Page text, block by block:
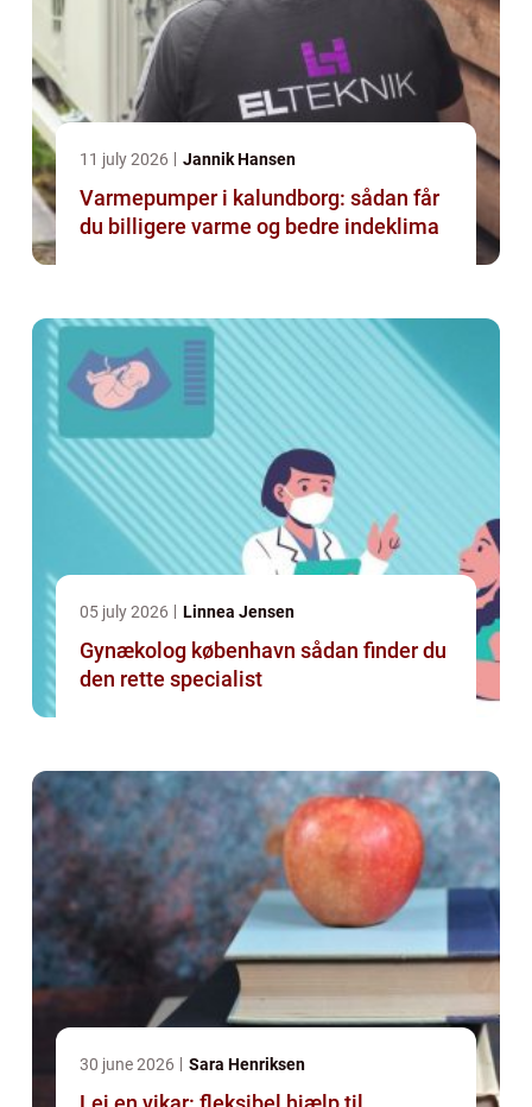
11 july 2026 Jannik Hansen
Varmepumper i kalundborg: sådan får
du billigere varme og bedre indeklima
05 july 2026 Linnea Jensen
Gynækolog københavn sådan finder du
den rette specialist
30 june 2026 Sara Henriksen